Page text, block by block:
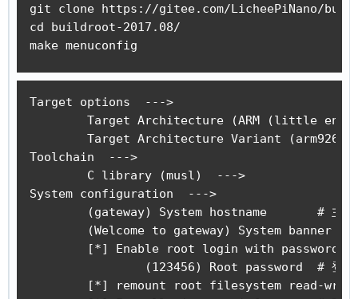
git clone https://gitee.com/LicheePiNano/
cd buildroot-2017.08/
make menuconfig
Target options  --->
Toolchain  --->
System configuration  --->